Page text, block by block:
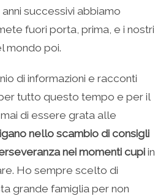
successivi abbiamo
fuori porta, prima, e i nostri
mondo poi.
di informazioni e racconti
tutto questo tempo e per il
di essere grata alle
nello scambio di consigli
nei momenti cupi in
Ho sempre scelto di
grande famiglia per non